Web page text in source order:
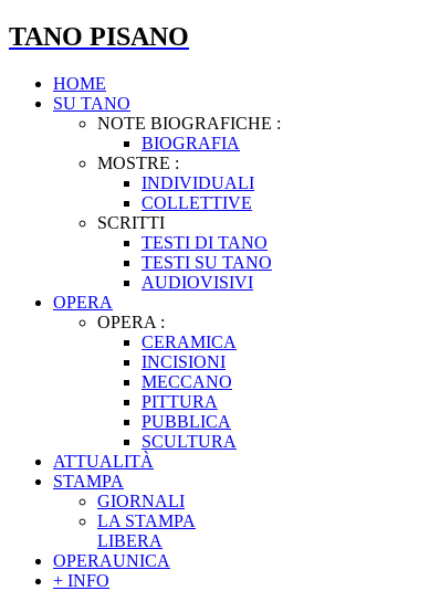
TANO PISANO
HOME
SU TANO
NOTE BIOGRAFICHE :
BIOGRAFIA
MOSTRE :
INDIVIDUALI
COLLETTIVE
SCRITTI
TESTI DI TANO
TESTI SU TANO
AUDIOVISIVI
OPERA
OPERA :
CERAMICA
INCISIONI
MECCANO
PITTURA
PUBBLICA
SCULTURA
ATTUALITÀ
STAMPA
GIORNALI
LA STAMPA
LIBERA
OPERAUNICA
+ INFO